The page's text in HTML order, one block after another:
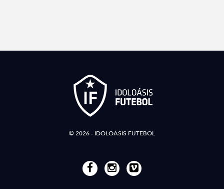
© 2026 - IDOLOÁSIS FUTEBOL